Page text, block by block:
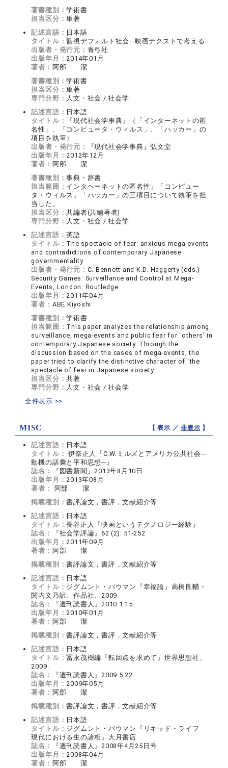
著書種別：学術書
担当区分：単著
記述言語： 日本語
タイトル： 監視デフォルト社会―映画テクストで考える―
出版者・発行元： 青弓社
出版年月：2014年01月
著者： 阿部 潔
著書種別：学術書
担当区分：単著
専門分野： 人文・社会 / 社会学
記述言語： 日本語
タイトル：
『現代社会学事典』（「インターネットの匿
名性」、「コンピュータ・ウィルス」、「ハッカー」の
項目を執筆）
出版者・発行元：
『現代社会学事典』弘文堂
出版年月：2012年12月
著者： 阿部 潔
著書種別：事典・辞書
担当範囲： インタヘーネットの匿名性」「コンピュー
タ・ウィルス」「ハッカー」の三項目について執筆を担
当した。
担当区分：共編者(共編著者)
専門分野： 人文・社会 / 社会学
記述言語：英語
タイトル： The spectacle of fear: anxious mega-events
and contradictions of contemporary Japanese
governmentality
出版者・発行元： C. Bennett and K.D. Haggerty (eds.)
Security Games: Surveillance and Control at Mega-
Events, London: Routledge
出版年月：2011年04月
著者： ABE Kiyoshi
著書種別：学術書
担当範囲： This paper analyzes the relationship among
surveillance, mega-events and public fear for `others' in
contemporary Japanese society. Through the
discussion based on the cases of mega-events, the
paper tried to clarify the distinctive character of `the
spectacle of fear in Japanese society.
担当区分：共著
専門分野： 人文・社会 / 社会学
全件表示 >>
MISC 【 表示 ／非表示 】
記述言語： 日本語
タイトル： 伊奈正人『C.W.ミルズとアメリカ公共社会─
動機の語彙と平和思想─』
誌名：
『図書新聞』2013年8月10日
出版年月：2013年08月
著者：
阿部 潔
掲載種別：書評論文，書評，文献紹介等
記述言語： 日本語
タイトル：長谷正人『映画というテクノロジー経験』
誌名：
『社会学評論』62 (2): 51-252
出版年月：2011年09月
著者： 阿部 潔
掲載種別：書評論文，書評，文献紹介等
記述言語： 日本語
タイトル： ジグムント・バウマン『幸福論』高橋良輔・
関内文乃訳、作品社、2009.
誌名：
『週刊読書人』2010.1.15.
出版年月：2010年01月
著者： 阿部 潔
掲載種別：書評論文，書評，文献紹介等
記述言語： 日本語
タイトル：冨永茂樹編『転回点を求めて』世界思想社、
2009.
誌名：
『週刊読書人』2009.5.22
出版年月：2009年05月
著者： 阿部 潔
掲載種別：書評論文，書評，文献紹介等
記述言語： 日本語
タイトル： ジグムント・バウマン『リキッド・ライフ
現代における生の諸相』大月書店
誌名：
『週刊読書人』2008年4月25日号
出版年月：2008年04月
著者： 阿部 潔